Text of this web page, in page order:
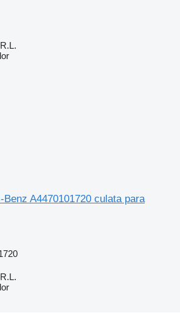
A4470101720 culata para